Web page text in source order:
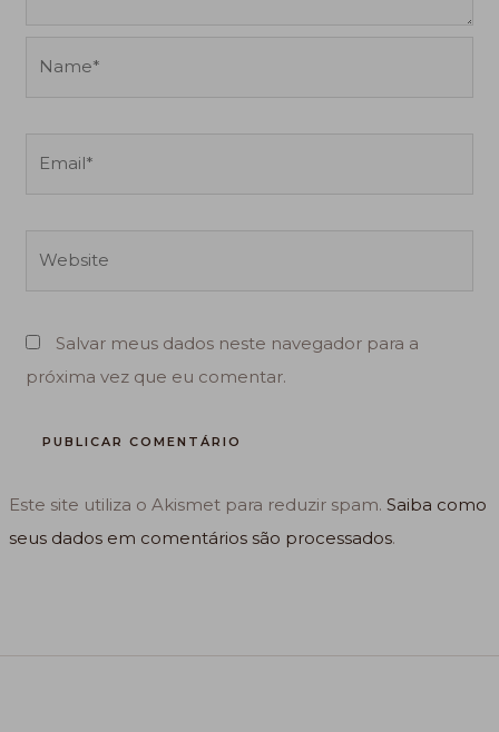
Salvar meus dados neste navegador para a
próxima vez que eu comentar.
Este site utiliza o Akismet para reduzir spam.Saiba como
seus dados em comentários são processados.